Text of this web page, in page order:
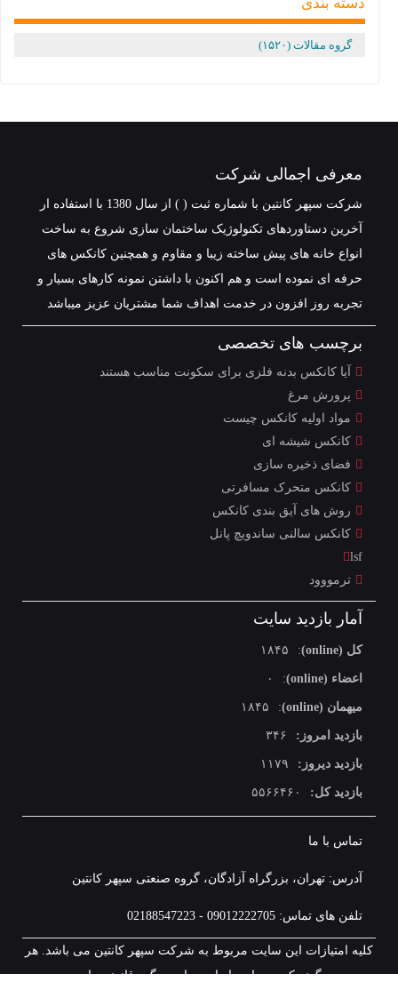
گروه مقالات (۱۵۲۰)
معرفی اجمالی شرکت
شرکت سپهر کانتین با شماره ثبت ( ) از سال 1380 با استفاده ار
آخرین دستاوردهای تکنولوژیک ساختمان سازی شروع به ساخت
انواع خانه های پیش ساخته زیبا و مقاوم و همچنین کانکس های
حرفه ای نموده است و هم اکنون با داشتن نمونه کارهای بسیار و
تجربه روز افزون در خدمت اهداف شما مشتریان عزیز میباشد
برچسب های تخصصی
آیا کانکس بدنه فلزی برای سکونت مناسب هستند
پرورش مرغ
مواد اولیه کانکس چیست
کانکس شیشه ای
فضای ذخیره سازی
کانکس متحرک مسافرتی
روش های آیق بندی کانکس
کانکس سالنی ساندویچ پانل
lsf
ترمووود
آمار بازدید سایت
کل (online) : ۱۸۴۵
اعضاء (online) : ۰
میهمان (online) : ۱۸۴۵
بازدید امروز: ۳۴۶
بازدید دیروز: ۱۱۷۹
بازدید کل: ۵۵۶۶۴۶۰
تماس با ما
آدرس: تهران، بزرگراه آزادگان، گروه صنعتی سپهر کانتین
تلفن های تماس: 09012222705 - 02188547223
کلیه امتیازات این سایت مربوط به شرکت سپهر کانتین می باشد. هر
گونه کپی برداری از این سایت پیگرد قانونی دارد